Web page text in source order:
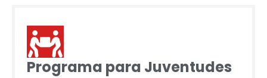
Programa para Juventudes